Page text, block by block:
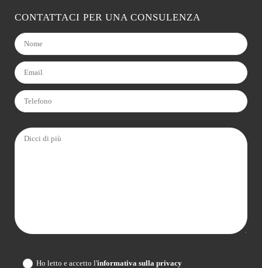
CONTATTACI PER UNA CONSULENZA
Ho letto e accetto l'informativa sulla privacy